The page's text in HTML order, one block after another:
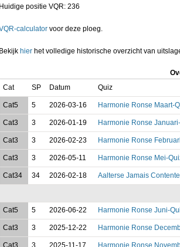
Huidige positie VQR: 236
calculator voor deze ploeg.
Bekijk hier het volledige historische overzicht van
Cat
SP Datum Quiz
Cat5 5 2026-03-16 Harmonie Ronse Maart-
Cat3 3 2026-01-19 Harmonie Ronse
Cat3 3 2026-02-23 Harmonie Ronse
Cat3 3 2026-05-11 Harmonie Ronse Mei-
Cat34 34 2026-02-18 Aalterse Jamais
Cat5 5 2026-06-22 Harmonie Ronse Juni-
Cat3 3 2025-12-22 Harmonie Ronse
Cat3 3 2025-11-17 Harmonie Ronse